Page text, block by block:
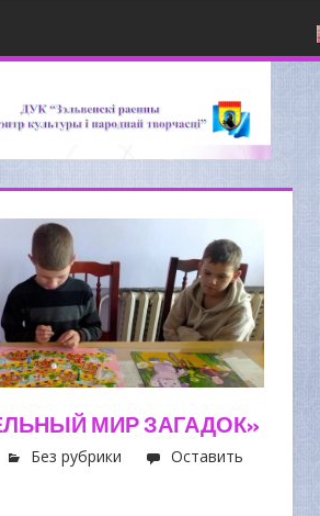
МИР ЗАГАДОК»
Без рубрики
Оставить